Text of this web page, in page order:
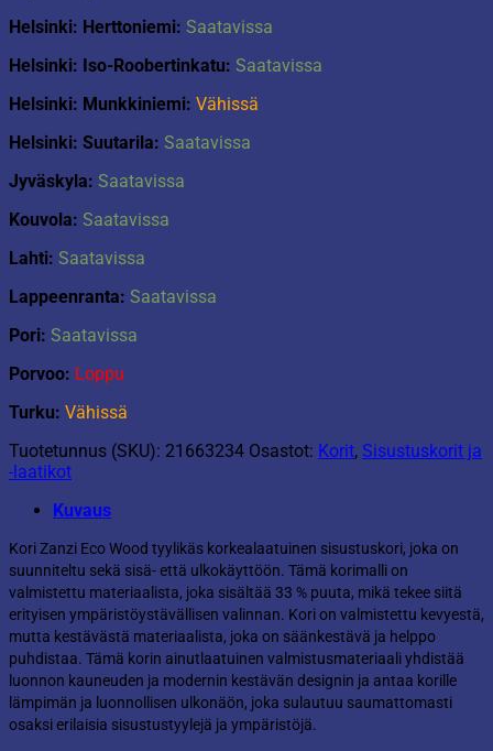
Helsinki: Herttoniemi: Saatavissa
Helsinki: Iso-Roobertinkatu: Saatavissa
Helsinki: Munkkiniemi: Vähissä
Helsinki: Suutarila: Saatavissa
Jyväskyla: Saatavissa
Kouvola: Saatavissa
Lahti: Saatavissa
Lappeenranta: Saatavissa
Pori: Saatavissa
Porvoo: Loppu
Turku: Vähissä
Tuotetunnus (SKU): 21663234 Osastot: Korit, Sisustuskorit ja
-laatikot
Kuvaus
Kori Zanzi Eco Wood tyylikäs korkealaatuinen sisustuskori, joka on
suunniteltu sekä sisä- että ulkokäyttöön. Tämä korimalli on
valmistettu materiaalista, joka sisältää 33 % puuta, mikä tekee siitä
erityisen ympäristöystävällisen valinnan. Kori on valmistettu kevyestä,
mutta kestävästä materiaalista, joka on säänkestävä ja helppo
puhdistaa. Tämä korin ainutlaatuinen valmistusmateriaali yhdistää
luonnon kauneuden ja modernin kestävän designin ja antaa korille
lämpimän ja luonnollisen ulkonäön, joka sulautuu saumattomasti
osaksi erilaisia sisustustyylejä ja ympäristöjä.